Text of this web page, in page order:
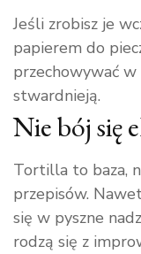
Jeśli zrobisz je
papierem do
przechowywać
stwardnieją.
Nie bój się
Tortilla to baza,
przepisów.
się w pyszne
rodzą się z